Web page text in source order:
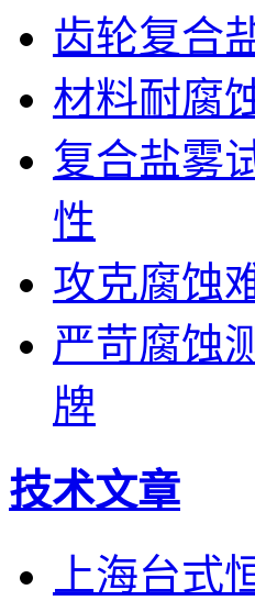
齿轮复合
材料耐腐
复合盐雾
性
攻克腐蚀
严苛腐蚀
牌
技术文章
上海台式